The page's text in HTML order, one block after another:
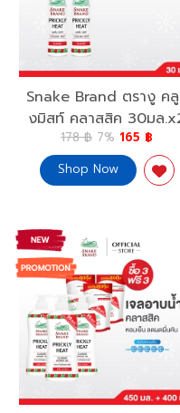
Snake Brand ตรางู ค
งมิสท์ คลาสสิค 30มล
Cooling Mist Classic
30ml.x2
178 ฿ 7% 165 ฿
Shop Now